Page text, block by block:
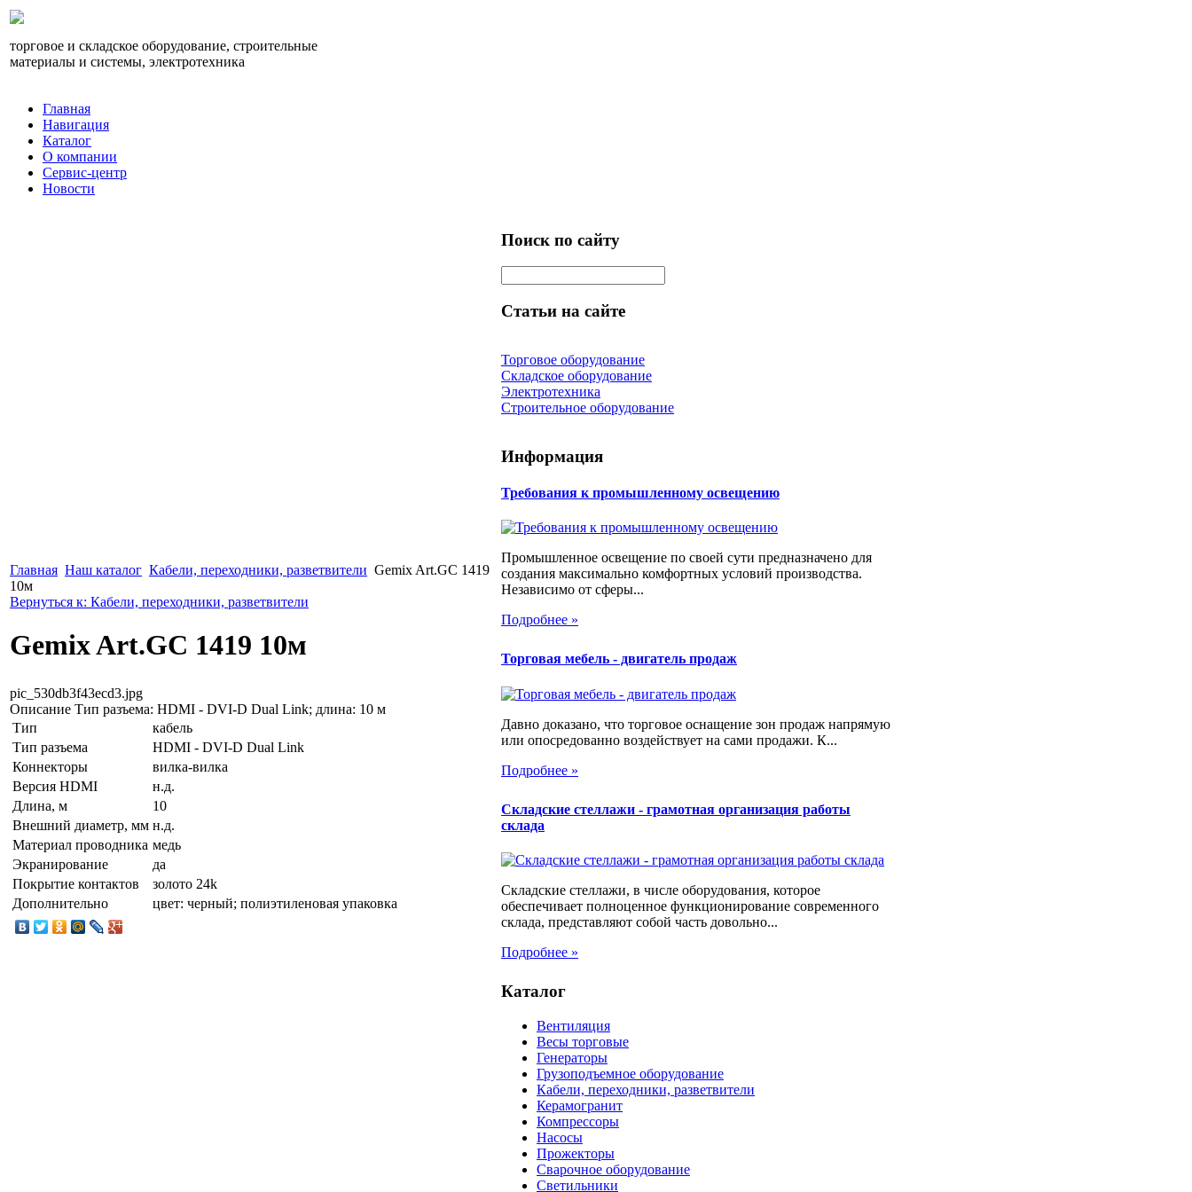
торговое и складское оборудование, строительные
материалы и системы, электротехника
Главная
Навигация
Каталог
О компании
Сервис-центр
Новости
Главная Наш каталог Кабели, переходники, разветвители Gemix Art.GC 1419
10м
Вернуться к: Кабели, переходники, разветвители
Gemix Art.GC 1419 10м
pic_530db3f43ecd3.jpg
Описание Тип разъема: HDMI - DVI-D Dual Link; длина: 10 м
Тип
кабель
Тип разъема
HDMI - DVI-D Dual Link
Коннекторы
вилка-вилка
Версия HDMI
н.д.
Длина, м
10
Внешний диаметр, мм н.д.
Материал проводника медь
Экранирование
да
Покрытие контактов
золото 24k
Дополнительно
цвет: черный; полиэтиленовая упаковка
Поиск по сайту
Статьи на сайте
Торговое оборудование
Складское оборудование
Электротехника
Строительное оборудование
Информация
Требования к промышленному освещению
Промышленное освещение по своей сути предназначено для
создания максимально комфортных условий производства.
Независимо от сферы...
Подробнее »
Торговая мебель - двигатель продаж
Давно доказано, что торговое оснащение зон продаж напрямую
или опосредованно воздействует на сами продажи. К...
Подробнее »
Складские стеллажи - грамотная организация работы
склада
Складские стеллажи, в числе оборудования, которое
обеспечивает полноценное функционирование современного
склада, представляют собой часть довольно...
Подробнее »
Каталог
Вентиляция
Весы торговые
Генераторы
Грузоподъемное оборудование
Кабели, переходники, разветвители
Керамогранит
Компрессоры
Насосы
Прожекторы
Сварочное оборудование
Светильники